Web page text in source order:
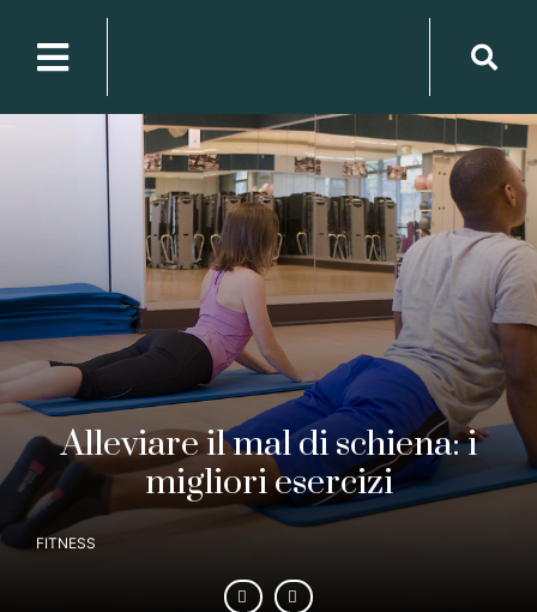
Alleviare il mal di schiena: i
migliori esercizi
FITNESS